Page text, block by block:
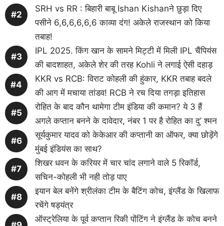
SRH vs RR : बिहारी बाबू Ishan Kishanने छुड़ा दिए
पसीने 6,6,6,6,6,6 काव्या दंग! अकेले राजस्थान को किया
तबाह!
IPL 2025. किंग खान के सामने मिट्टी में मिली IPL चैंपियंस
की बादशाहत, अकेले शेर की तरह Kohli ने लगाई ऐसी दहाड़
KKR vs RCB: विराट कोहली की हुंकार, KKR तबाह बदले
की आग में मचाया तांडव! RCB ने रच दिया तगड़ा इतिहास
रोहित के बाद कौन थामेगा टीम इंडिया की कमान? ये 3 हैं
अगले कप्तान बनने के दावेदार, नंबर 1 पर है रोहित का दु’ श्मन
सूर्यकुमार यादव को केकेआर की कप्तानी का ऑफर, क्या छोड़ेंगे
मुंबई इंडियंस का साथ?
शिखर धवन के करियर में चार चांद लगाने वाले 5 रिकॉर्ड,
सचिन-कोहली भी नही तोड़ पाए
इयान बेल बनेंगे श्रीलंका टीम के बैटिंग कोच, इंग्लैंड के खिलाफ
रचेंगे षड्यंत्र
ऑस्ट्रेलिया के पूर्व कप्तान रिकी पोंटिंग ने इंग्लैंड के कोच बनने